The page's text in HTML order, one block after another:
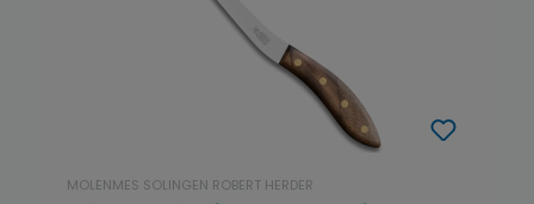
MOLENMES SOLINGEN ROBERT HERDER